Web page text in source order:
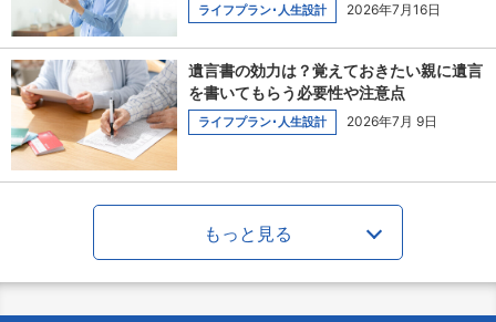
ライフプラン･人生設計 2026年7月16日
遺言書の効力は？覚えておきたい親に遺言
を書いてもらう必要性や注意点
ライフプラン･人生設計 2026年7月 9日
もっと見る